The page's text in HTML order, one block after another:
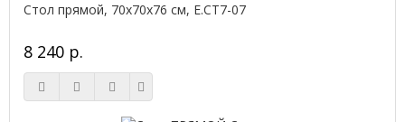
Стол прямой, 70x70x76 см, Е.СТ7-07
8 240 р.